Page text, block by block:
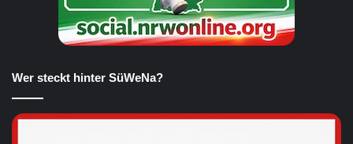
Wer steckt hinter SüWeNa?